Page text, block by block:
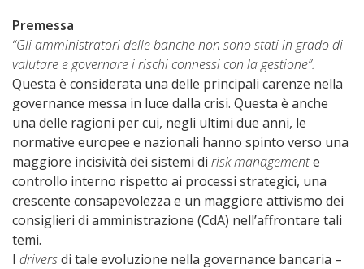
Premessa
“Gli amministratori delle banche non sono stati in grado di
valutare e governare i rischi connessi con la gestione”.
Questa è considerata una delle principali carenze nella
governance messa in luce dalla crisi. Questa è anche
una delle ragioni per cui, negli ultimi due anni, le
normative europee e nazionali hanno spinto verso una
maggiore incisività dei sistemi di risk managemente
controllo interno rispetto ai processi strategici, una
crescente consapevolezza e un maggiore attivismo dei
consiglieri di amministrazione (CdA) nell’affrontare tali
temi.
I driversdi tale evoluzione nella governance bancaria –